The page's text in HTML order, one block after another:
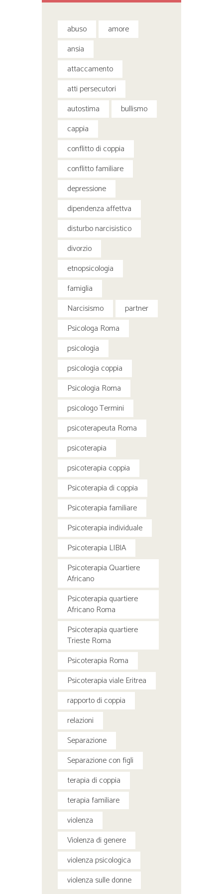
abuso
amore
ansia
attaccamento
atti persecutori
autostima
bullismo
cappia
conflitto di coppia
conflitto familiare
depressione
dipendenza affettva
disturbo narcisistico
divorzio
etnopsicologia
famiglia
Narcisismo
partner
Psicologa Roma
psicologia
psicologia coppia
Psicologia Roma
psicologo Termini
psicoterapeuta Roma
psicoterapia
psicoterapia coppia
Psicoterapia di coppia
Psicoterapia familiare
Psicoterapia individuale
Psicoterapia LIBIA
Psicoterapia Quartiere
Africano
Psicoterapia quartiere
Africano Roma
Psicoterapia quartiere
Trieste Roma
Psicoterapia Roma
Psicoterapia viale Eritrea
rapporto di coppia
relazioni
Separazione
Separazione con figli
terapia di coppia
terapia familiare
violenza
Violenza di genere
violenza psicologica
violenza sulle donne